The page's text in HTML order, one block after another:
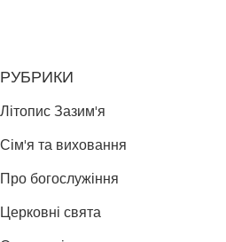
РУБРИКИ
Літопис Зазим'я
Сім'я та виховання
Про богослужіння
Церковні свята